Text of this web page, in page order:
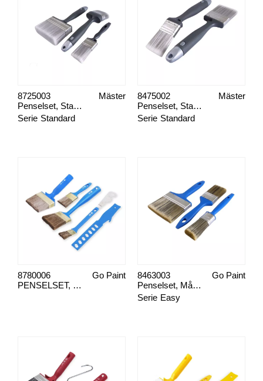
Penselset, Standard Måla Fasad/Liggande Panel
Mäster
8725003
Serie Standard
Penselset, Standard Måla Staket & Snickerier
Mäster
8475002
Serie Standard
PENSELSET, MÅLA FASAD
Go Paint
8780006
Penselset, Måla Universalt 3-pack
Go Paint
8463003
Serie Easy